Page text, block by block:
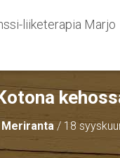
liiketerapia Marjo
/18